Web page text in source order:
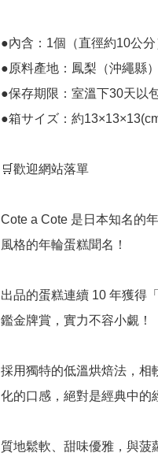
●內含：1個（直徑約10公分
●原料產地：鳳梨（沖繩縣）
●保存期限：室溫下30天以
●箱サイズ：約
🛒歡迎網站落單
Cote a Cote 是日本知名的
風格的年輪蛋糕聞名！
出品的蛋糕連續 10 年獲得
鑑金牌賞，實力不容小覷！
採用獨特的低溫烘焙法，相
化的口感，絕對是經典中的
質地鬆軟、甜味優雅，與菠